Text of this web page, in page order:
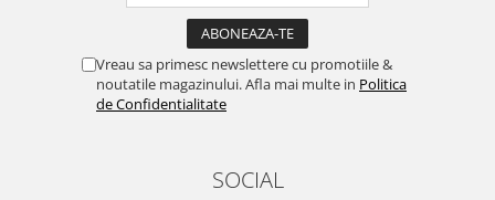
Vreau sa primesc newslettere cu promotiile &
noutatile magazinului. Afla mai multe in Politica
de Confidentialitate
SOCIAL